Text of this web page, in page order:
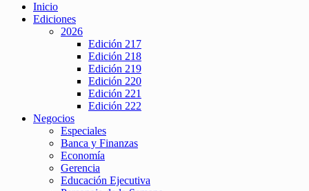
Inicio
Ediciones
2026
Edición 217
Edición 218
Edición 219
Edición 220
Edición 221
Edición 222
Negocios
Especiales
Banca y Finanzas
Economía
Gerencia
Educación Ejecutiva